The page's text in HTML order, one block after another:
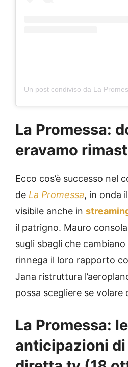
La Promessa:
eravamo
Ecco cos’è successo nel
de La Promessa, in onda il
visibile anche in
il patrigno. Mauro
sugli sbagli che
rinnega il loro rapporto
Jana ristruttura
possa scegliere se volare
La Promessa: le
anticipazioni